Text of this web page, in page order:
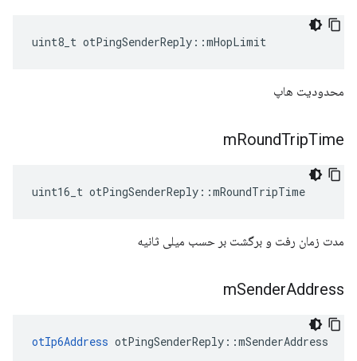
uint8_t otPingSenderReply ::mHopLimit
محدودیت هاپ
mRoundTripTime
uint16_t otPingSenderReply ::mRoundTripTime
مدت زمان رفت و برگشت بر حسب میلی ثانیه
mSenderAddress
otIp6Address otPingSenderReply ::mSenderAddress